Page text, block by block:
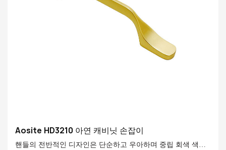
Aosite HD3210 아연 캐비닛 손잡이
핸들의 전반적인 디자인은 단순하고 우아하며 중립 회색 색상